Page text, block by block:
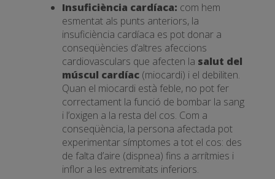
Insuficiència cardíaca: com hem
esmentat als punts anteriors, la
insuficiència cardíaca es pot donar a
conseqüències d’altres afeccions
cardiovasculars que afecten la salut del
múscul cardíac (miocardi) i el debiliten.
Quan el miocardi està feble, no pot fer
correctament la funció de bombar la sang
i l’oxigen a la resta del cos. Com a
conseqüència, la persona afectada pot
experimentar símptomes a tot el cos: des
de falta d’aire (dispnea) fins a arrítmies i
inflor a les extremitats inferiors.